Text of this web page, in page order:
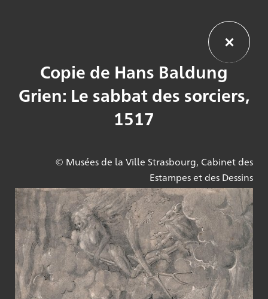
Copie de Hans Baldung
Grien: Le sabbat des sorciers,
1517
© Musées de la Ville Strasbourg, Cabinet des
Estampes et des Dessins